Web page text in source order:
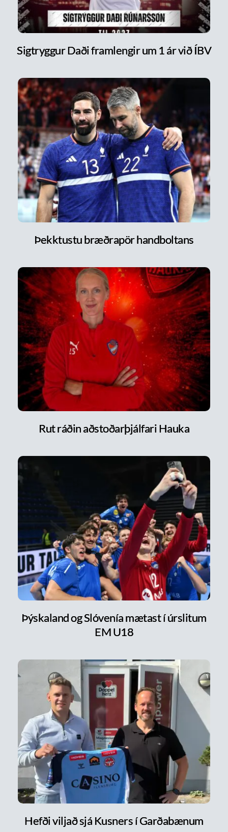
Sigtryggur Daði framlengir um 1 ár við ÍBV
Þekktustu bræðrapör handboltans
Rut ráðin aðstoðarþjálfari Hauka
Þýskaland og Slóvenía mætast í úrslitum
EM U18
Hefði viljað sjá Kusners í Garðabænum